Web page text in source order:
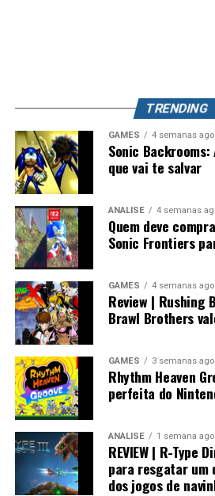
mas também pode representar o
maior evolução que a série já teve.
Desempenho
Switch 2 e um
Switch 1
Visualmente, o jogo impressiona
NoNintendo Switch 2
praticamente não fica devendo em
PlayStation 5 e Xbox, entregando
muito próxima dos consoles mais
TRENDING
GAMES 4 semanas ago
Sonic Backrooms:
que vai te salvar
ANÁLISE 4 semanas
Quem deve
Sonic Frontiers
GAMES 4 semanas ago
Review | Rushing
Brawl Brothers
GAMES 3 semanas ago
Rhythm Heaven
perfeita do
ANÁLISE 1 semana ago
REVIEW | R-Type
para resgatar um
dos jogos de